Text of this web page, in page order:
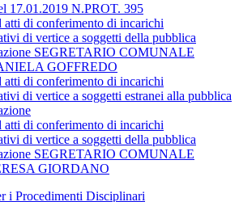
17.01.2019 N.PROT. 395
atti di conferimento di incarichi
di vertice a soggetti della pubblica
SEGRETARIO COMUNALE
GOFFREDO
atti di conferimento di incarichi
di vertice a soggetti estranei alla pubblica
atti di conferimento di incarichi
di vertice a soggetti della pubblica
SEGRETARIO COMUNALE
GIORDANO
i Procedimenti Disciplinari